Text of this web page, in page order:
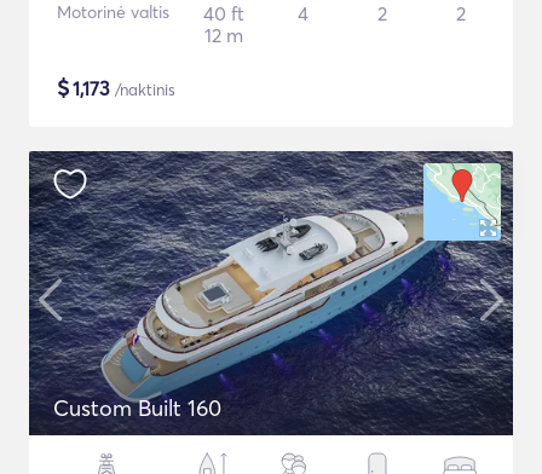
Motorinė valtis
40 ft
12 m
4 2 2
$1,173 /naktinis
Custom Built 160